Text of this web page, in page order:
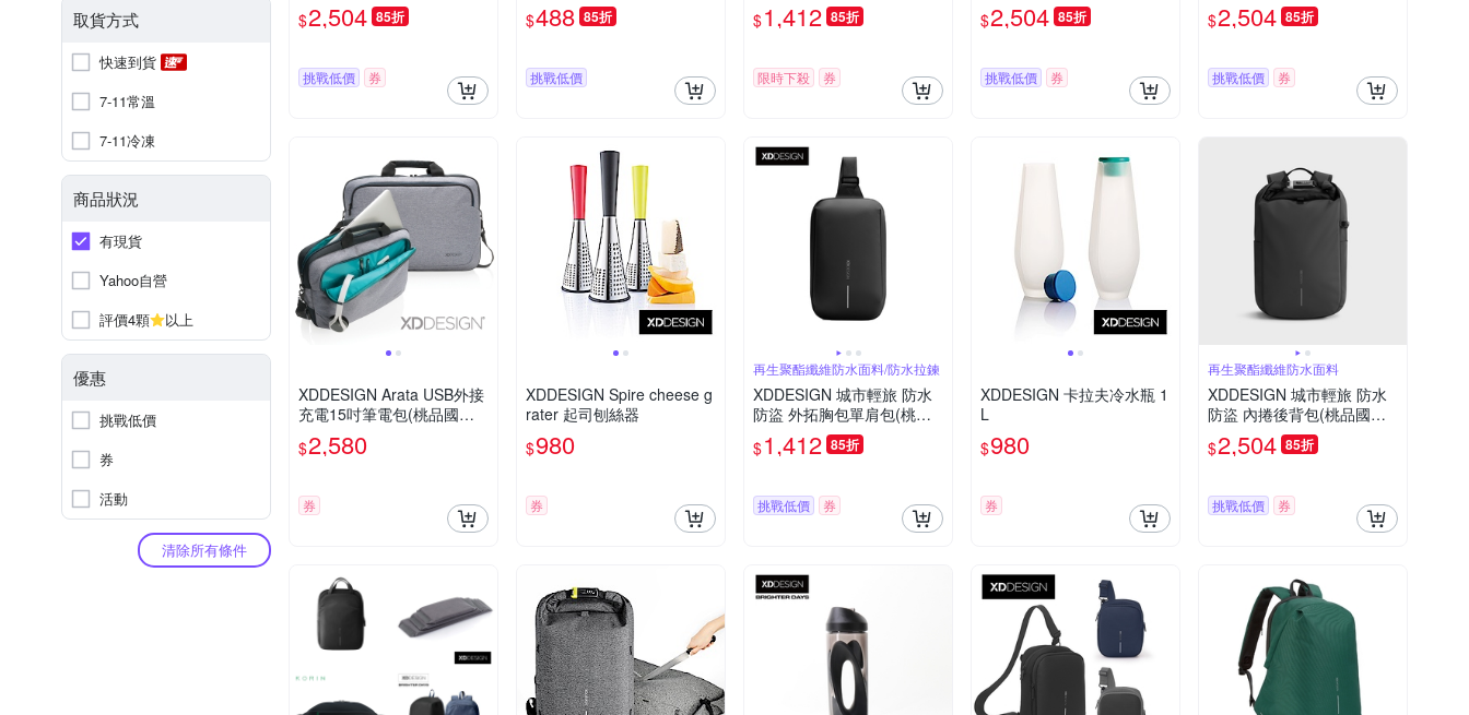
取貨方式
快速到貨
7-11常溫
7-11冷凍
商品狀況
有現貨
Yahoo自營
評價4顆
以上
優惠
挑戰低價
券
活動
清除所有條件
貨)
$2,504 85折
挑戰低價 券
際公司貨)
$488 85折
挑戰低價
$1,412 85折
限時下殺 券
$2,504 85折
挑戰低價 券
品國際公司貨)
$2,504 85折
挑戰低價 券
XDDESIGN Arata USB外接
充電15吋筆電包(桃品國際
公司貨)
$2,580
券
XDDESIGN Spire cheese g
rater 起司刨絲器
$980
券
再生聚酯纖維防水面料/防水拉鍊
XDDESIGN 城市輕旅 防水
防盜 外拓胸包單肩包(桃品
國際公司貨)
$1,412 85折
挑戰低價 券
XDDESIGN 卡拉夫冷水瓶 1
L
$980
券
再生聚酯纖維防水面料
XDDESIGN 城市輕旅 防水
防盜 內捲後背包(桃品國際
公司貨)
$2,504 85折
挑戰低價 券